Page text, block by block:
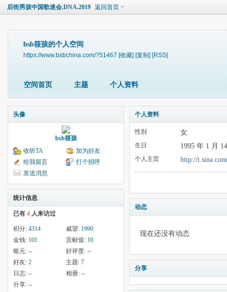
后街男孩中国歌迷会.DNA.2019 返回首页
bsb筱孩的个人空间
https://www.bsbchina.com/?51467 [收藏] [复制] [RSS]
空间首页 主题 个人资料
头像
bsb筱孩
收听TA
加为好友
给我留言
打个招呼
发送消息
统计信息
已有 4 人来访过
积分: 4314 威望: 1990
金钱: 101 贡献值: 10
银元: -- 好评度: --
好友: 2 主题: 7
日志: -- 相册: --
分享: --
个人资料
性别 女
生日 1995 年 1 月
个人主页 http://
动态
现在还没有动态
分享